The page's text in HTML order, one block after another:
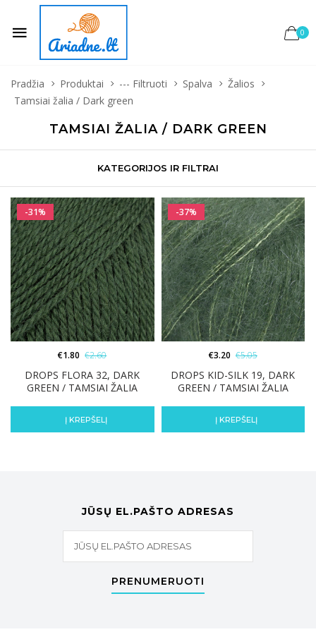
0
Pradžia Produktai --- Filtruoti Spalva
Žalios
Tamsiai žalia / Dark green
TAMSIAI ŽALIA / DARK GREEN
KATEGORIJOS IR FILTRAI
-31%
DROPS FLORA 32, DARK
GREEN / TAMSIAI ŽALIA
€1.80 €2.60
Į KREPŠELĮ
-37%
DROPS KID-SILK 19, DARK
GREEN / TAMSIAI ŽALIA
€3.20 €5.05
Į KREPŠELĮ
JŪSŲ EL.PAŠTO ADRESAS
PRENUMERUOTI